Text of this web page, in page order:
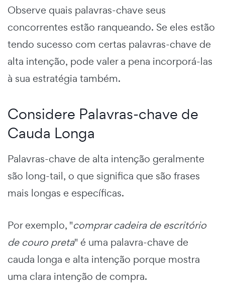
Observe quais palavras-chave seus
concorrentes estão ranqueando. Se eles estão
tendo sucesso com certas palavras-chave de
alta intenção, pode valer a pena incorporá-las
à sua estratégia também.
Considere Palavras-chave de
Cauda Longa
Palavras-chave de alta intenção geralmente
são long-tail, o que significa que são frases
mais longas e específicas.
Por exemplo, "comprar cadeira de escritório
de couro preta" é uma palavra-chave de
cauda longa e alta intenção porque mostra
uma clara intenção de compra.